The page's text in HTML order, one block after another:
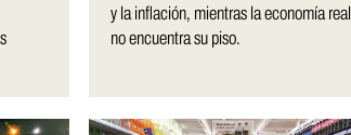
y la inflación, mientras la economía real
no encuentra su piso.